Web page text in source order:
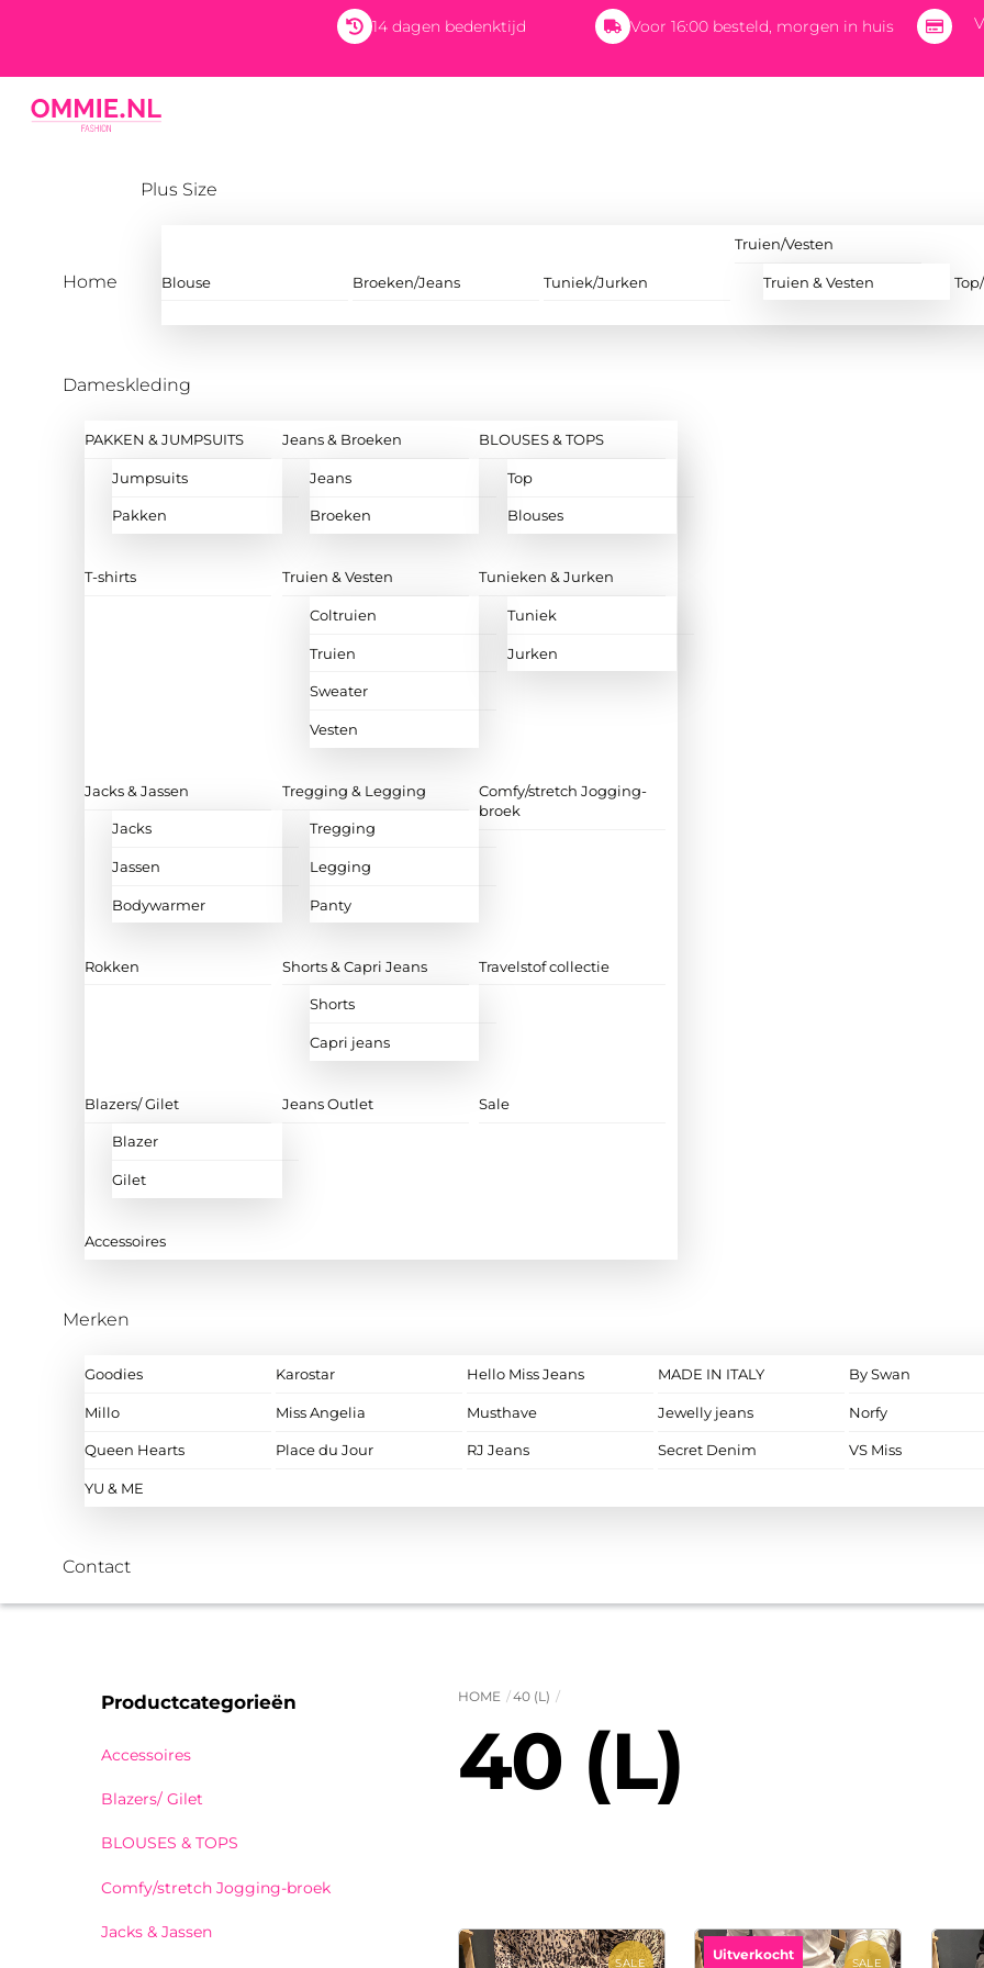
content
14 dagen bedenktijd Voor 16:00 besteld, morgen in huis
Home
Plus Size
Blouse Broeken/Jeans Tuniek/Jurken
Truien/Vesten
Truien & Vesten
Dameskleding
PAKKEN & JUMPSUITS
Jumpsuits
Pakken
Jeans & Broeken
Jeans
Broeken
BLOUSES & TOPS
Top
Blouses
T-shirts Truien & Vesten
Coltruien
Truien
Sweater
Vesten
Tunieken & Jurken
Tuniek
Jurken
Jacks & Jassen
Jacks
Jassen
Bodywarmer
Tregging & Legging
Tregging
Legging
Panty
Comfy/stretch Jogging-
broek
Rokken Shorts & Capri Jeans
Shorts
Capri jeans
Travelstof collectie
Blazers/ Gilet
Blazer
Gilet
Jeans Outlet Sale
Accessoires
Merken
Goodies Karostar Hello Miss Jeans MADE IN ITALY By Swan
Millo Miss Angelia Musthave Jewelly jeans Norfy
Queen Hearts Place du Jour RJ Jeans Secret Denim VS Miss
YU & ME
Contact
HOME 40 (L)
40 (L)
SALE SALE
Uitverkocht
Productcategorieën
Accessoires
Blazers/ Gilet
BLOUSES & TOPS
Comfy/stretch Jogging-broek
Jacks & Jassen